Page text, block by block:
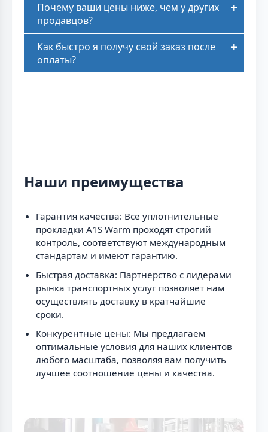
Почему ваши цены ниже, чем у других
продавцов?
Как быстро я получу свой заказ после
оплаты?
Наши преимущества
Гарантия качества: Все уплотнительные
прокладки A1S Warm проходят строгий
контроль, соответствуют международным
стандартам и имеют гарантию.
Быстрая доставка: Партнерство с лидерами
рынка транспортных услуг позволяет нам
осуществлять доставку в кратчайшие
сроки.
Конкурентные цены: Мы предлагаем
оптимальные условия для наших клиентов
любого масштаба, позволяя вам получить
лучшее соотношение цены и качества.